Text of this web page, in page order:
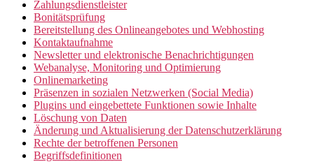
Zahlungsdienstleister
Bonitätsprüfung
Bereitstellung des Onlineangebotes und Webhosting
Kontaktaufnahme
Newsletter und elektronische Benachrichtigungen
Webanalyse, Monitoring und Optimierung
Onlinemarketing
Präsenzen in sozialen Netzwerken (Social Media)
Plugins und eingebettete Funktionen sowie Inhalte
Löschung von Daten
Änderung und Aktualisierung der Datenschutzerklärung
Rechte der betroffenen Personen
Begriffsdefinitionen